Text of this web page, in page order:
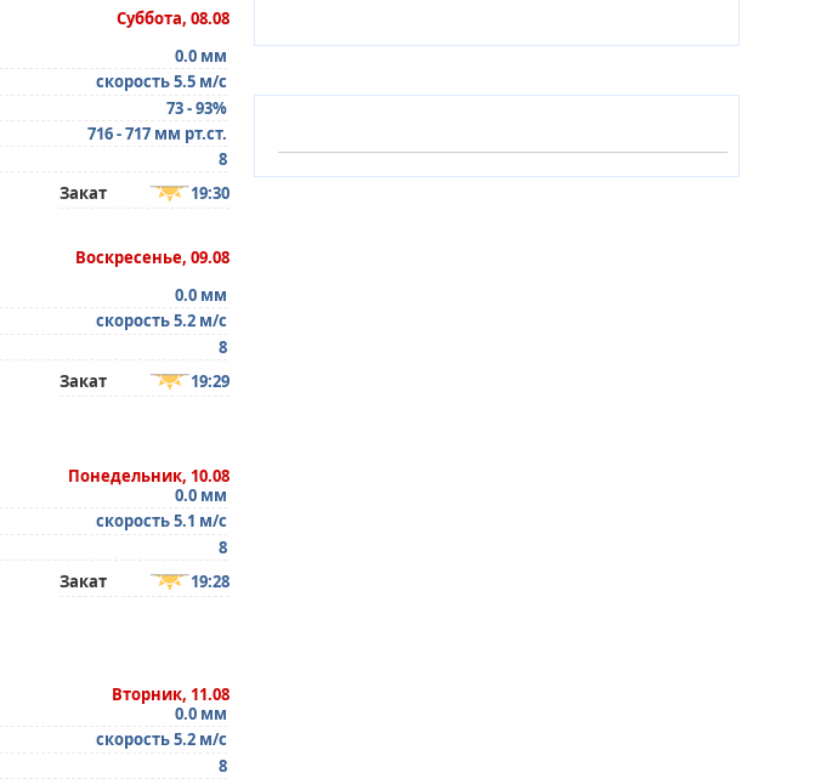
Суббота, 08.08
0.0 мм
скорость 5.5 м/с
73 - 93%
716 - 717 мм рт.ст.
8
Закат 19:30
Воскресенье, 09.08
0.0 мм
скорость 5.2 м/с
8
Закат 19:29
Понедельник, 10.08
0.0 мм
скорость 5.1 м/с
8
Закат 19:28
Вторник, 11.08
0.0 мм
скорость 5.2 м/с
8